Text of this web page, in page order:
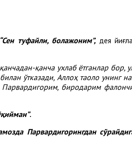
“Сен туфайли, болажоним”,дея
қанча ухлаб ётганлар бор,
ўтказади, Аллоҳ таоло унинг
Парвардигорим, биродарим
.
Парвардигорингдан